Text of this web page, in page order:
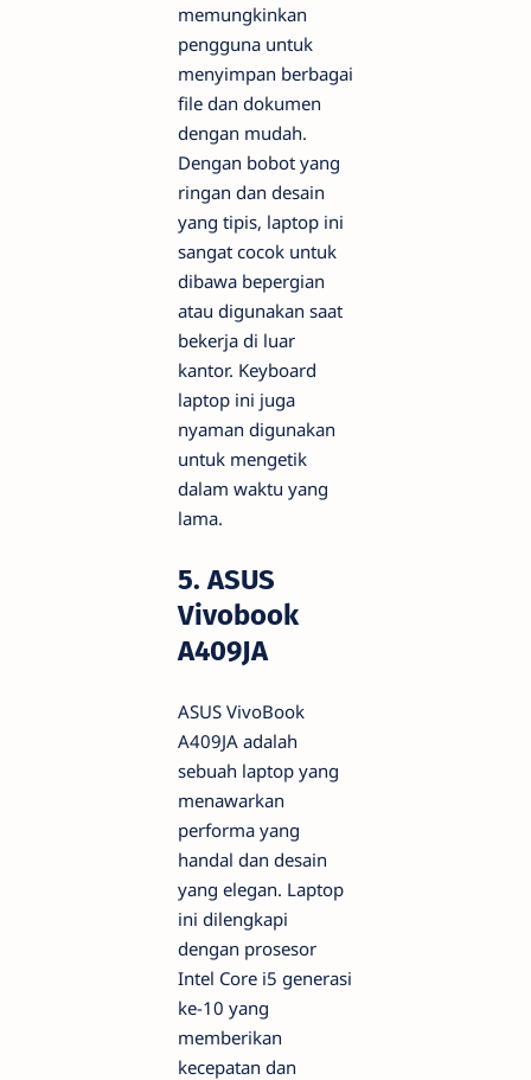
memungkinkan
pengguna untuk
menyimpan berbagai
file dan dokumen
dengan mudah.
Dengan bobot yang
ringan dan desain
yang tipis, laptop ini
sangat cocok untuk
dibawa bepergian
atau digunakan saat
bekerja di luar
kantor. Keyboard
laptop ini juga
nyaman digunakan
untuk mengetik
dalam waktu yang
lama.
5. ASUS
Vivobook
A409JA
ASUS VivoBook
A409JA adalah
sebuah laptop yang
menawarkan
performa yang
handal dan desain
yang elegan. Laptop
ini dilengkapi
dengan prosesor
Intel Core i5 generasi
ke-10 yang
memberikan
kecepatan dan